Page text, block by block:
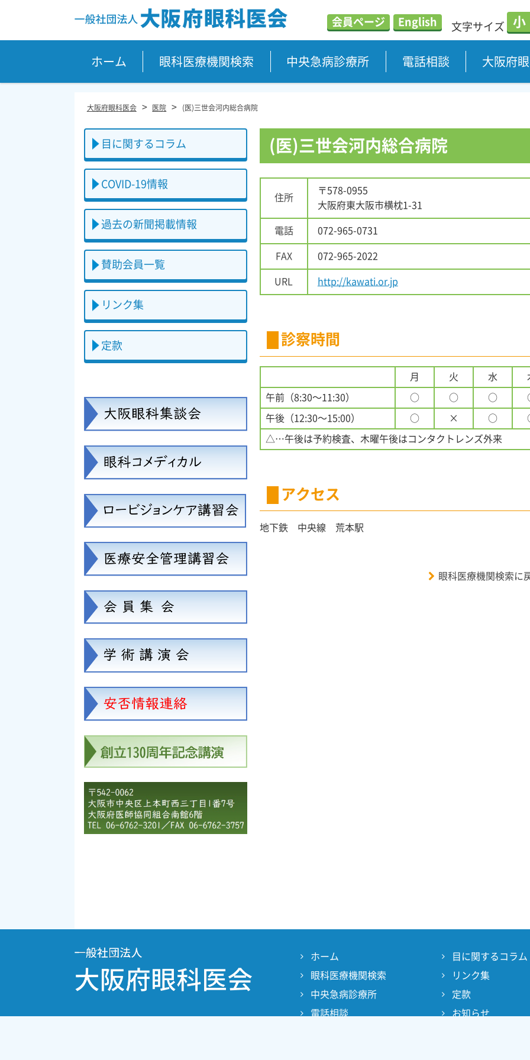
会員ページ English 文字サイズ 小
ホーム 眼科医療機関検索 中央急病診療所 電話相談 大阪府
大阪府眼科医会 > 医院 > (医)三世会河内総合病院
(医)三世会河内総合病院
住所
〒578-0955
大阪府東大阪市横枕1-31
電話 072-965-0731
FAX 072-965-2022
URL http://kawati.or.jp
診察時間
月 火 水
午前（8:30〜11:30） ○ ○ ○
午後（12:30〜15:00） ○ × ○
△…午後は予約検査、木曜午後はコンタクトレンズ外来
アクセス
地下鉄 中央線 荒本駅
眼科医療機関検索に
目に関するコラム
COVID-19情報
過去の新聞掲載情報
賛助会員一覧
リンク集
定款
ホーム
眼科医療機関検索
中央急病診療所
電話相談
目に関するコラム
リンク集
定款
お知らせ